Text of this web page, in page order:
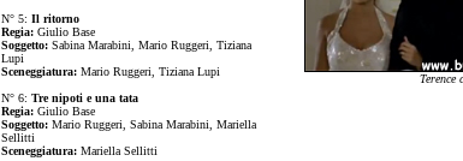
N° 5: Il ritorno
Regia: Giulio Base
Soggetto: Sabina Marabini, Mario Ruggeri, Tiziana
Lupi
Sceneggiatura: Mario Ruggeri, Tiziana Lupi
N° 6: Tre nipoti e una tata
Regia: Giulio Base
Soggetto: Mario Ruggeri, Sabina Marabini, Mariella
Sellitti
Sceneggiatura: Mariella Sellitti
Terence